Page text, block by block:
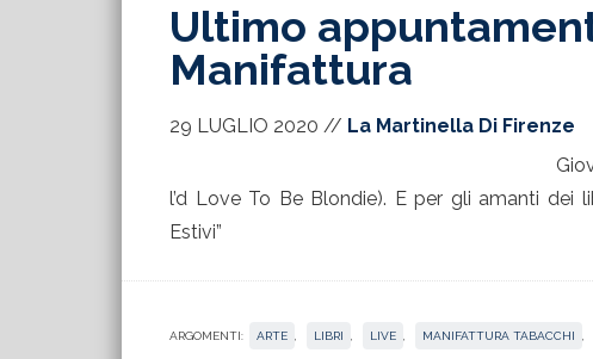
Ultimo
Manifattura
29 LUGLIO 2020 // La Martinella Di Firenze
l’d Love To Be Blondie). E per gli amanti dei
Estivi”
ARGOMENTI: ARTE LIBRI LIVE MANIFATTURA TABACCHI